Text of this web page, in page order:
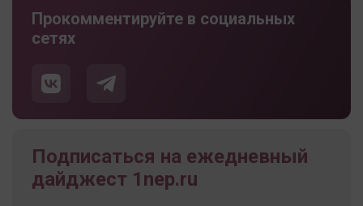
Прокомментируйте в социальных
сетях
Подписаться на ежедневный
дайджест 1nep.ru